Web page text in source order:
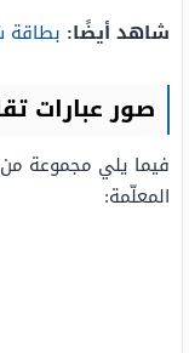
شاهد أيضًا: بطاقة
صور عبارات
فيما يلي مجموعة من
المعلّمة: